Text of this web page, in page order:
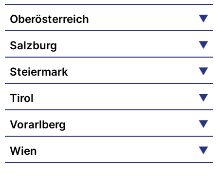
Oberösterreich
Salzburg
Steiermark
Tirol
Vorarlberg
Wien